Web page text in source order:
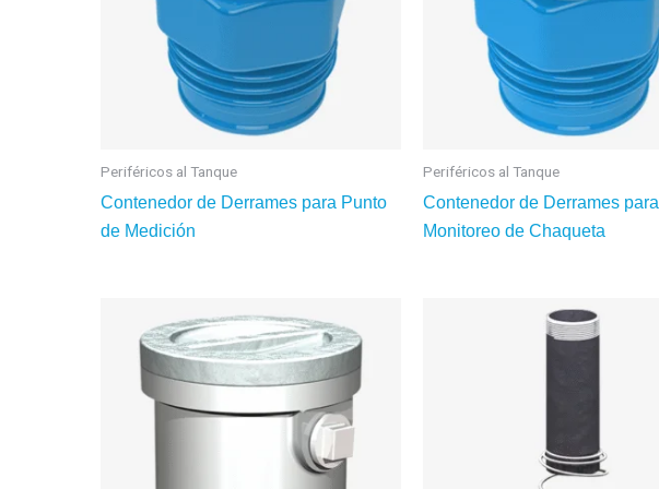
Periféricos al Tanque
Contenedor de Derrames para Punto
de Medición
Periféricos al Tanque
Contenedor de Derrames para
Monitoreo de Chaqueta